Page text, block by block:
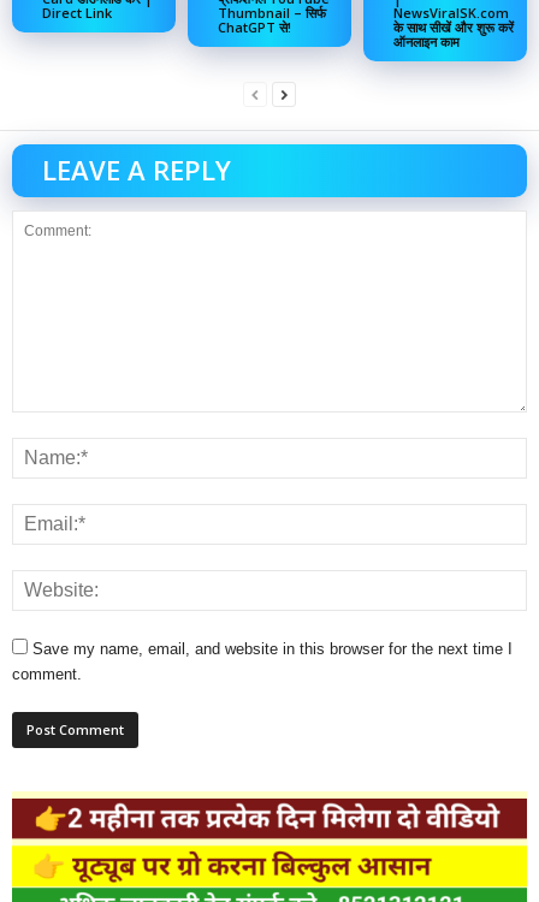
Direct Link
Thumbnail – सिर्फ
ChatGPT से!
NewsViralSK.com
के साथ सीखें और शुरू करें
ऑनलाइन काम
LEAVE A REPLY
Save my name, email, and website in this browser for the next time I
comment.